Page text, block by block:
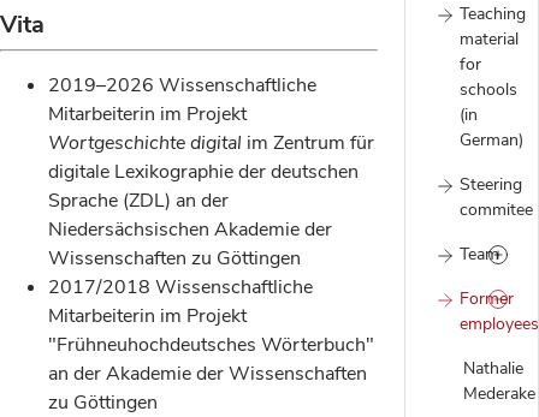
Teaching
material
for
schools
(in
German)
Steering
commitee
Team
Former
employees
Nathalie
Mederake
Vita
2019–2026 Wissenschaftliche
Mitarbeiterin im Projekt
Wortgeschichte digital im Zentrum für
digitale Lexikographie der deutschen
Sprache (ZDL) an der
Niedersächsischen Akademie der
Wissenschaften zu Göttingen
2017/2018 Wissenschaftliche
Mitarbeiterin im Projekt
"Frühneuhochdeutsches Wörterbuch"
an der Akademie der Wissenschaften
zu Göttingen